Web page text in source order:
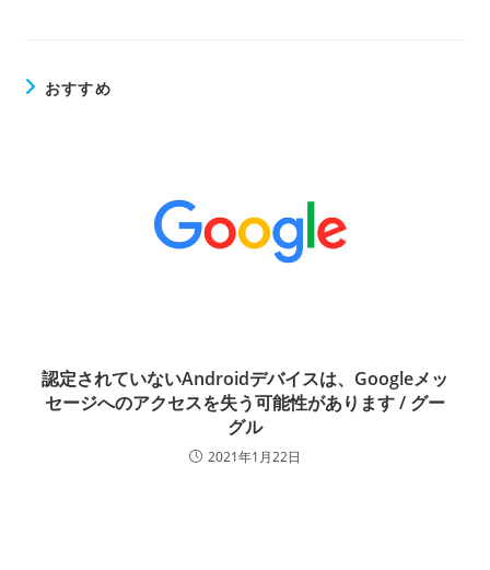
おすすめ
認定されていないAndroidデバイスは、Googleメッ
セージへのアクセスを失う可能性があります / グー
グル
2021年1月22日